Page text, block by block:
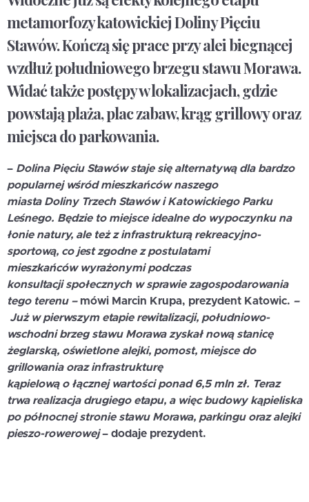
metamorfozy katowickiej Doliny Pięciu
Stawów. Kończą się prace przy alei biegnącej
wzdłuż południowego brzegu stawu Morawa.
Widać także postępy w lokalizacjach, gdzie
powstają plaża, plac zabaw, krąg grillowy oraz
miejsca do parkowania.
– Dolina Pięciu Stawów staje się alternatywą dla bardzo
popularnej wśród mieszkańców naszego
miasta Doliny Trzech Stawów i Katowickiego Parku
Leśnego. Będzie to miejsce idealne do wypoczynku na
łonie natury, ale też z infrastrukturą rekreacyjno-
sportową, co jest zgodne z postulatami
mieszkańców wyrażonymi podczas
konsultacji społecznych w sprawie zagospodarowania
tego terenu – mówi Marcin Krupa, prezydent Katowic. –
Już w pierwszym etapie rewitalizacji, południowo-
wschodni brzeg stawu Morawa zyskał nową stanicę
żeglarską, oświetlone alejki, pomost, miejsce do
grillowania oraz infrastrukturę
kąpielową o łącznej wartości ponad 6,5 mln zł. Teraz
trwa realizacja drugiego etapu, a więc budowy kąpieliska
po północnej stronie stawu Morawa, parkingu oraz alejki
pieszo-rowerowej– dodaje prezydent.